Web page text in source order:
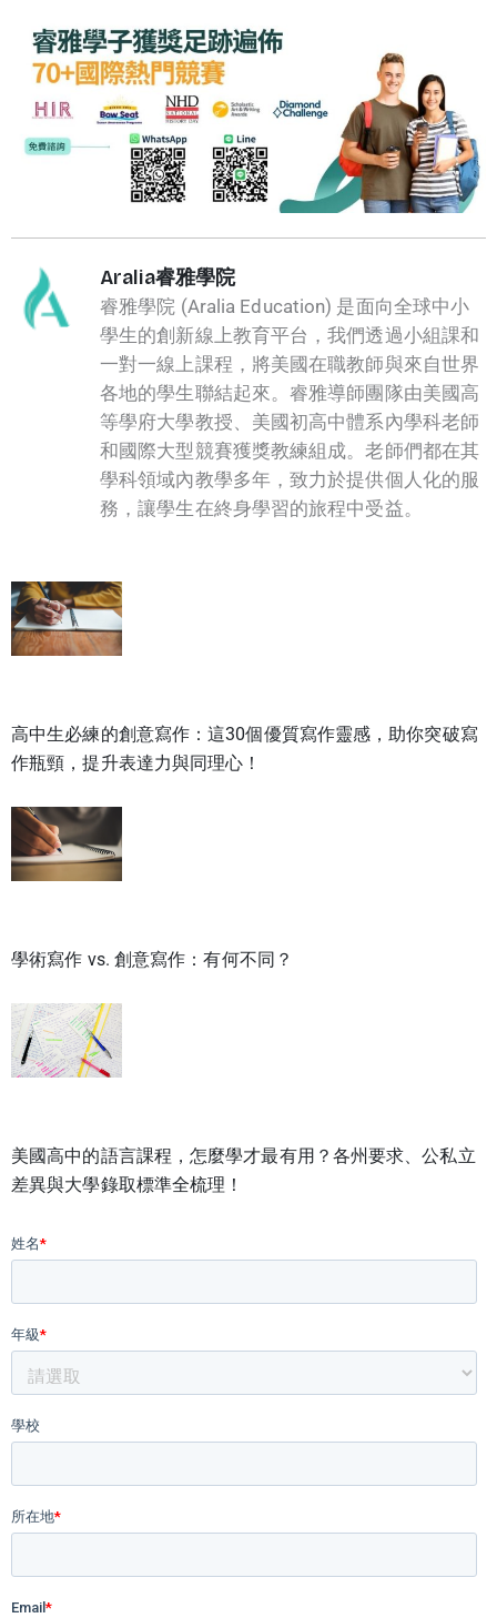
Aralia睿雅學院
睿雅學院 (Aralia Education) 是面向全球中小
學生的創新線上教育平台，我們透過小組課和
一對一線上課程，將美國在職教師與來自世界
各地的學生聯結起來。睿雅導師團隊由美國高
等學府大學教授、美國初高中體系內學科老師
和國際大型競賽獲獎教練組成。老師們都在其
學科領域內教學多年，致力於提供個人化的服
務，讓學生在終身學習的旅程中受益。
高中生必練的創意寫作：這30個優質寫作靈感，助你突破寫
作瓶頸，提升表達力與同理心！
學術寫作 vs. 創意寫作：有何不同？
美國高中的語言課程，怎麼學才最有用？各州要求、公私立
差異與大學錄取標準全梳理！